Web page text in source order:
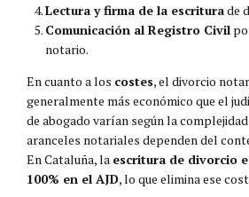
Lectura y firma de la escriturade
Comunicación al Registro Civil
notario.
En cuanto a los costes, el divorcio
generalmente más económico que el
de abogado varían según la
aranceles notariales dependen del
En Cataluña, la escritura de divorcio
100% en el AJD, lo que elimina ese